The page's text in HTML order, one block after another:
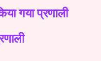
गया प्रणाली